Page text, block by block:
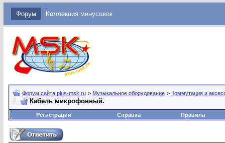
Форум Коллекция минусовок
Форум сайта plus-msk.ru > Музыкальное оборудование > Коммутация и
Кабель микрофонный.
Регистрация Справка Правила